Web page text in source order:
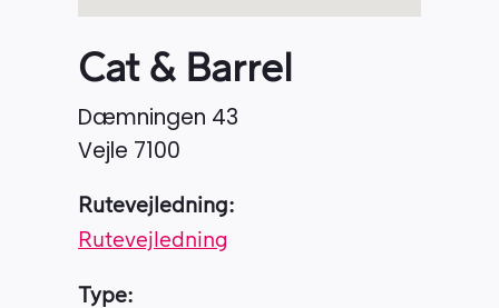
Cat & Barrel
Dæmningen 43
Vejle 7100
Rutevejledning:
Rutevejledning
Type: